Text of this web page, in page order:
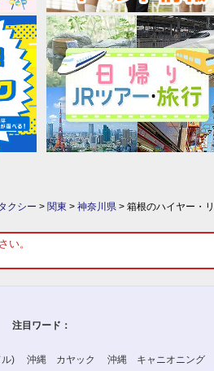
クシー > 関東 > 神奈川県 > 箱根のハイヤー・
い。
注目ワード：
) 沖縄 カヤック 沖縄 キャニオニング